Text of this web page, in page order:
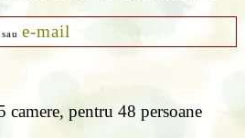
sau e-mail
pentru 48 persoane